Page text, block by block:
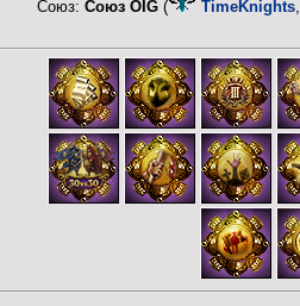
Союз: Союз OIG ( TimeKnights,